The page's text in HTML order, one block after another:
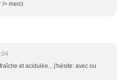
/> merci
et acidulée... j'hésite: avec ou